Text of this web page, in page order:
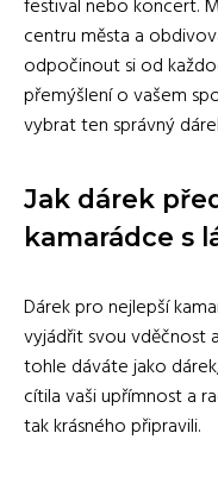
festival nebo koncert.
centru města a
odpočinout si od
přemýšlení o vašem
vybrat ten správný
Jak dárek
kamarádce s
Dárek pro nejlepší
vyjádřit svou vděčnost
tohle dáváte jako
cítila vaši upřímnost a
tak krásného připravili.